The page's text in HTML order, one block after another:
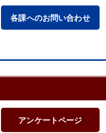
各課へのお問い合わせ
アンケートページ